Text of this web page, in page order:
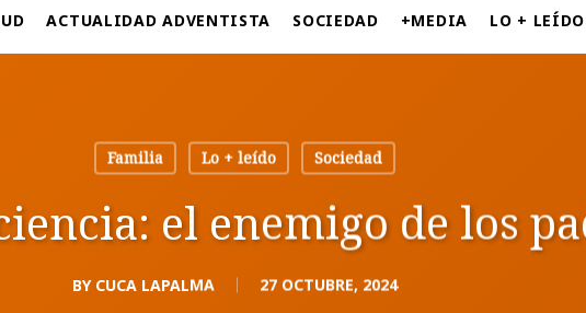
ACTUALIDAD ADVENTISTA SOCIEDAD +MEDIA LO + LEÍDO
Familia Lo + leído Sociedad
el enemigo de los
BY CUCA LAPALMA 27 OCTUBRE, 2024